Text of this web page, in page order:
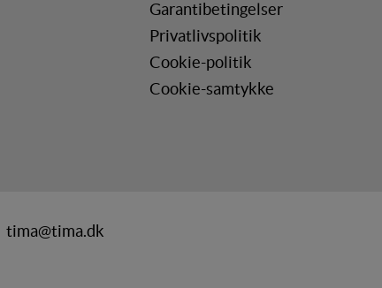
Garantibetingelser
Privatlivspolitik
Cookie-politik
Cookie-samtykke
tima@tima.dk